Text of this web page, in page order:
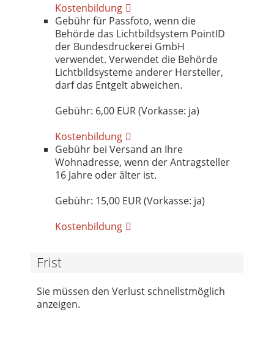
Kostenbildung
Gebühr für Passfoto, wenn die
Behörde das Lichtbildsystem PointID
der Bundesdruckerei GmbH
verwendet. Verwendet die Behörde
Lichtbildsysteme anderer Hersteller,
darf das Entgelt abweichen.
Gebühr: 6,00 EUR (Vorkasse: ja)
Kostenbildung
Gebühr bei Versand an Ihre
Wohnadresse, wenn der Antragsteller
16 Jahre oder älter ist.
Gebühr: 15,00 EUR (Vorkasse: ja)
Kostenbildung
Frist
Sie müssen den Verlust schnellstmöglich
anzeigen.